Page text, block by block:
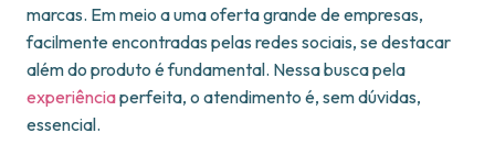
marcas. Em meio a uma oferta grande de empresas,
facilmente encontradas pelas redes sociais, se destacar
além do produto é fundamental. Nessa busca pela
experiênciaperfeita, o atendimento é, sem dúvidas,
essencial.